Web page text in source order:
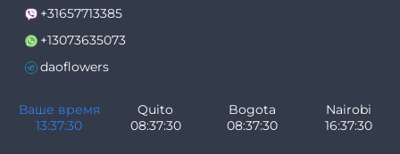
+31657713385
+13073635073
daoflowers
Ваше время
13:37:30
Quito
08:37:30
Bogota
08:37:30
Nairobi
16:37:30